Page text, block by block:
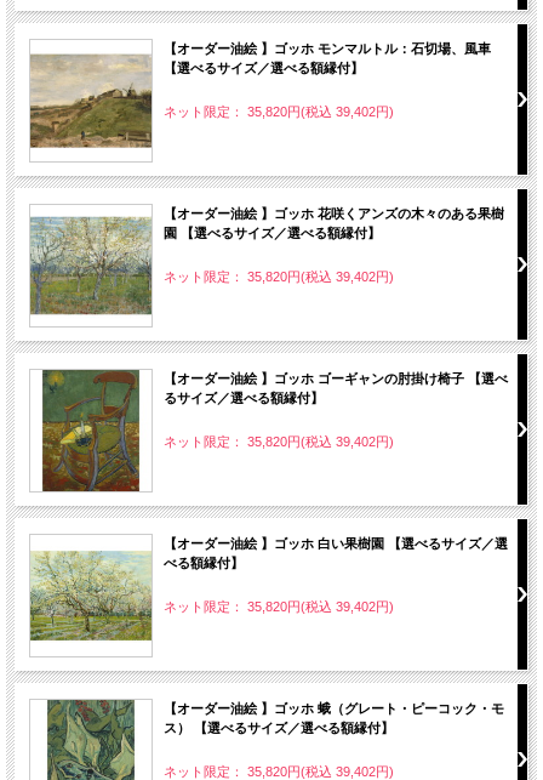
【オーダー油絵 】ゴッホ モンマルトル：石切場、風車
【選べるサイズ／選べる額縁付】
ネット限定： 35,820円(税込 39,402円)
【オーダー油絵 】ゴッホ 花咲くアンズの木々のある果樹
園 【選べるサイズ／選べる額縁付】
ネット限定： 35,820円(税込 39,402円)
【オーダー油絵 】ゴッホ ゴーギャンの肘掛け椅子 【選べ
るサイズ／選べる額縁付】
ネット限定： 35,820円(税込 39,402円)
【オーダー油絵 】ゴッホ 白い果樹園 【選べるサイズ／選
べる額縁付】
ネット限定： 35,820円(税込 39,402円)
【オーダー油絵 】ゴッホ 蛾（グレート・ピーコック・モ
ス） 【選べるサイズ／選べる額縁付】
ネット限定： 35,820円(税込 39,402円)